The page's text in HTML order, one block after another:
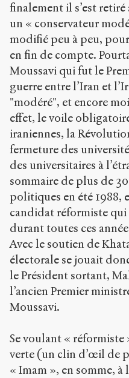
finalement il s’est
un « conservateur
modifié peu à peu,
en fin de compte.
Moussavi qui fut le
guerre entre l’Iran et
"modéré", et encore
effet, le voile
iraniennes, la
fermeture des
des universitaires à
sommaire de plus de
politiques en été 1988,
candidat réformiste
durant toutes ces
Avec le soutien de
électorale se jouait
le Président sortant,
l’ancien Premier
Moussavi.
Se voulant «
verte (un clin d’œil de
« Imam », en somme,